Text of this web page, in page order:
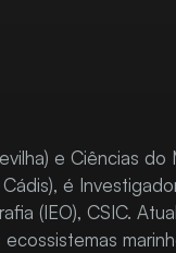
e Ciências do
é
(IEO), CSIC.